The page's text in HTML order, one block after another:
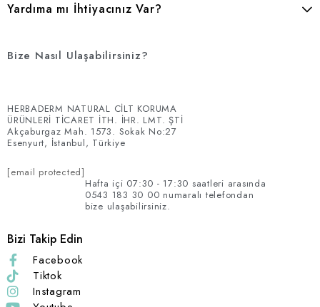
Yardıma mı İhtiyacınız Var?
Bize Nasıl Ulaşabilirsiniz?
HERBADERM NATURAL CİLT KORUMA
ÜRÜNLERİ TİCARET İTH. İHR. LMT. ŞTİ
Akçaburgaz Mah. 1573. Sokak No:27
Esenyurt, İstanbul, Türkiye
[email protected]
Hafta içi 07:30 - 17:30 saatleri arasında
0543 183 30 00 numaralı telefondan
bize ulaşabilirsiniz.
Bizi Takip Edin
Facebook
Tiktok
Instagram